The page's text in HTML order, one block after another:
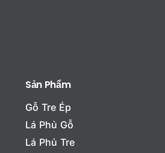
Sản Phẩm
Gỗ Tre Ép
Lá Phủ Gỗ
Lá Phủ Tre